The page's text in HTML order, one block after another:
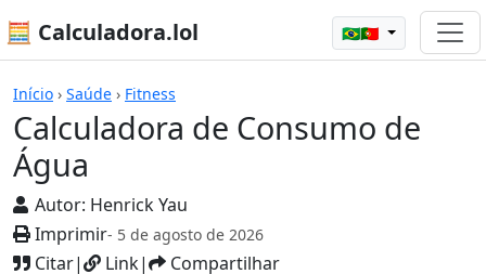
🧮 Calculadora.lol 🇧🇷🇵🇹
Início › Saúde › Fitness
Calculadora de Consumo de
Água
Autor: Henrick Yau
Imprimir- 5 de agosto de 2026
Citar| Link| Compartilhar
Calculadoras